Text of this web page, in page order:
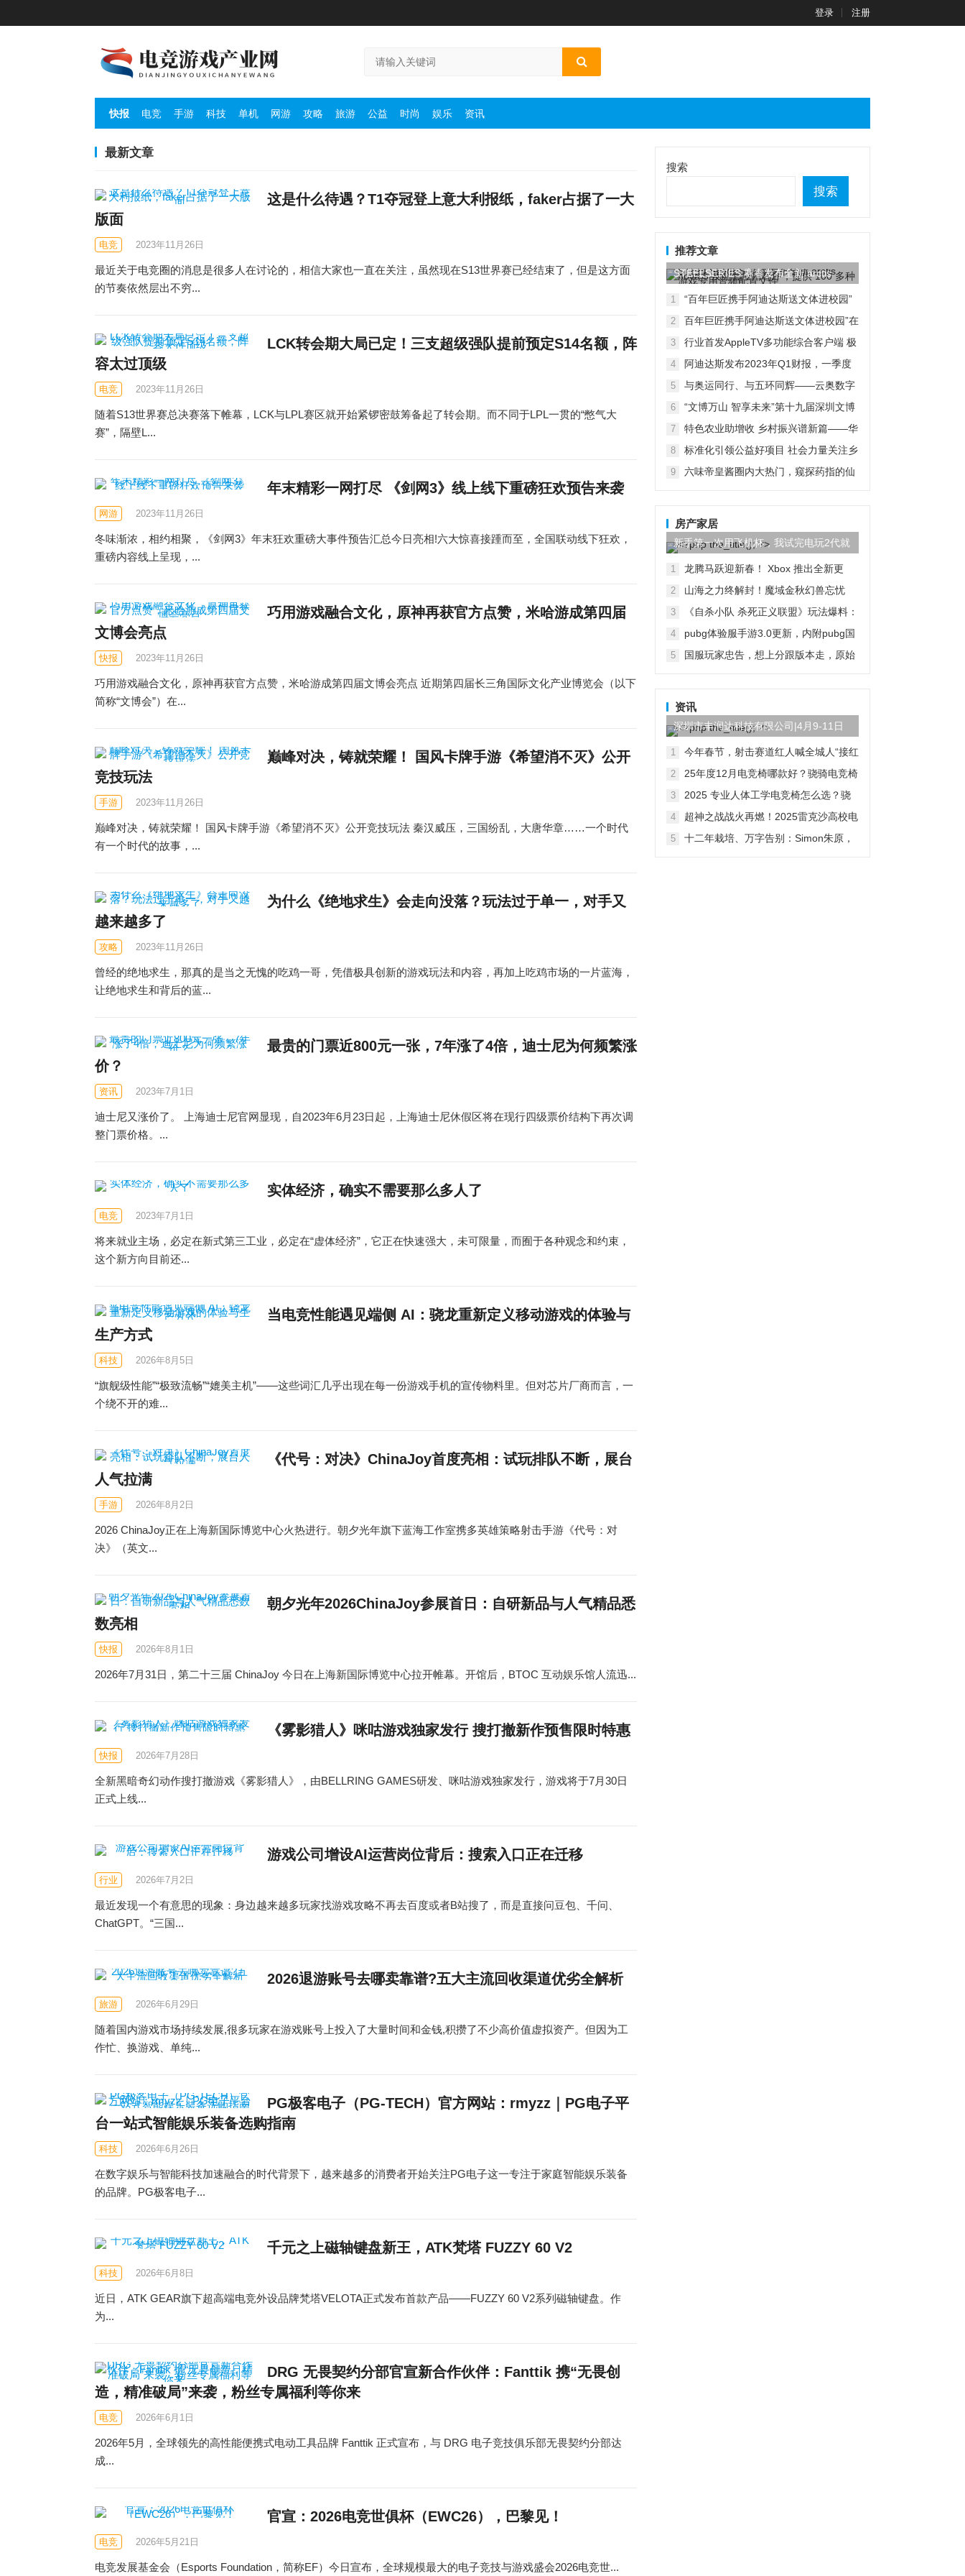
登录 注册
快报 电竞 手游 科技 单机 网游 攻略 旅游 公益 时尚 娱乐 资讯
最新文章
这是什么待遇？T1夺冠登上意大利报纸，faker占据了一大
版面
电竞 2023年11月26日
最近关于电竞圈的消息是很多人在讨论的，相信大家也一直在关注，虽然现在S13世界赛已经结束了，但是这方面
的节奏依然层出不穷...
LCK转会期大局已定！三支超级强队提前预定S14名额，阵
容太过顶级
电竞 2023年11月26日
随着S13世界赛总决赛落下帷幕，LCK与LPL赛区就开始紧锣密鼓筹备起了转会期。而不同于LPL一贯的“憋气大
赛”，隔壁L...
年末精彩一网打尽 《剑网3》线上线下重磅狂欢预告来袭
网游 2023年11月26日
冬味渐浓，相约相聚，《剑网3》年末狂欢重磅大事件预告汇总今日亮相!六大惊喜接踵而至，全国联动线下狂欢，
重磅内容线上呈现，...
巧用游戏融合文化，原神再获官方点赞，米哈游成第四届
文博会亮点
快报 2023年11月26日
巧用游戏融合文化，原神再获官方点赞，米哈游成第四届文博会亮点 近期第四届长三角国际文化产业博览会（以下
简称“文博会”）在...
巅峰对决，铸就荣耀！ 国风卡牌手游《希望消不灭》公开
竞技玩法
手游 2023年11月26日
巅峰对决，铸就荣耀！ 国风卡牌手游《希望消不灭》公开竞技玩法 秦汉威压，三国纷乱，大唐华章……一个时代
有一个时代的故事，...
为什么《绝地求生》会走向没落？玩法过于单一，对手又
越来越多了
攻略 2023年11月26日
曾经的绝地求生，那真的是当之无愧的吃鸡一哥，凭借极具创新的游戏玩法和内容，再加上吃鸡市场的一片蓝海，
让绝地求生和背后的蓝...
最贵的门票近800元一张，7年涨了4倍，迪士尼为何频繁涨
价？
资讯 2023年7月1日
迪士尼又涨价了。 上海迪士尼官网显现，自2023年6月23日起，上海迪士尼休假区将在现行四级票价结构下再次调
整门票价格。...
实体经济，确实不需要那么多人了
电竞 2023年7月1日
将来就业​主场，必定在新式第三工业，必定在“虚体经济”，它正在快速强大，未可限量，而囿于各种观念和约束，
这个新方向目前还...
当电竞性能遇见端侧 AI：骁龙重新定义移动游戏的体验与
生产方式
科技 2026年8月5日
“旗舰级性能”“极致流畅”“媲美主机”——这些词汇几乎出现在每一份游戏手机的宣传物料里。但对芯片厂商而言，一
个绕不开的难...
《代号：对决》ChinaJoy首度亮相：试玩排队不断，展台
人气拉满
手游 2026年8月2日
2026 ChinaJoy正在上海新国际博览中心火热进行。朝夕光年旗下蓝海工作室携多英雄策略射击手游《代号：对
决》（英文...
朝夕光年2026ChinaJoy参展首日：自研新品与人气精品悉
数亮相
快报 2026年8月1日
2026年7月31日，第二十三届 ChinaJoy 今日在上海新国际博览中心拉开帷幕。开馆后，BTOC 互动娱乐馆人流迅...
《雾影猎人》咪咕游戏独家发行 搜打撤新作预售限时特惠
快报 2026年7月28日
全新黑暗奇幻动作搜打撤游戏《雾影猎人》，由BELLRING GAMES研发、咪咕游戏独家发行，游戏将于7月30日
正式上线...
游戏公司增设AI运营岗位背后：搜索入口正在迁移
行业 2026年7月2日
最近发现一个有意思的现象：身边越来越多玩家找游戏攻略不再去百度或者B站搜了，而是直接问豆包、千问、
ChatGPT。“三国...
2026退游账号去哪卖靠谱?五大主流回收渠道优劣全解析
旅游 2026年6月29日
随着国内游戏市场持续发展,很多玩家在游戏账号上投入了大量时间和金钱,积攒了不少高价值虚拟资产。但因为工
作忙、换游戏、单纯...
PG极客电子（PG-TECH）官方网站：rmyzz｜PG电子平
台一站式智能娱乐装备选购指南
科技 2026年6月26日
在数字娱乐与智能科技加速融合的时代背景下，越来越多的消费者开始关注PG电子这一专注于家庭智能娱乐装备
的品牌。PG极客电子...
千元之上磁轴键盘新王，ATK梵塔 FUZZY 60 V2
科技 2026年6月8日
近日，ATK GEAR旗下超高端电竞外设品牌梵塔VELOTA正式发布首款产品——FUZZY 60 V2系列磁轴键盘。作
为...
DRG 无畏契约分部官宣新合作伙伴：Fanttik 携“无畏创
造，精准破局”来袭，粉丝专属福利等你来
电竞 2026年6月1日
2026年5月，全球领先的高性能便携式电动工具品牌 Fanttik 正式宣布，与 DRG 电子竞技俱乐部无畏契约分部达
成...
官宣：2026电竞世俱杯（EWC26），巴黎见！
电竞 2026年5月21日
电竞发展基金会（Esports Foundation，简称EF）今日宣布，全球规模最大的电子竞技与游戏盛会2026电竞世...
搜索
搜索
推荐文章
STEELSERIES 赛睿发布全新 arctis
nova...
1
“百年巨匠携手阿迪达斯送文体进校园”
2
百年巨匠携手阿迪达斯送文体进校园”在
3
行业首发AppleTV多功能综合客户端 极
4
阿迪达斯发布2023年Q1财报，一季度
5
与奥运同行、与五环同辉——云奥数字
6
“文博万山 智享未来”第十九届深圳文博
7
特色农业助增收 乡村振兴谱新篇——华
8
标准化引领公益好项目 社会力量关注乡
9
六味帝皇酱圈内大热门，窥探药指的仙
房产家居
新手第一次用飞机杯，我试完电玩2代就
回不去了！
1
龙腾马跃迎新春！ Xbox 推出全新更
App
2
山海之力终解封！魔域金秋幻兽忘忧
3
《自杀小队 杀死正义联盟》玩法爆料：
4
pubg体验服手游3.0更新，内附pubg国
5
国服玩家忠告，想上分跟版本走，原始
资讯
深圳市丰润达科技有限公司|4月9-11日
参展第三届AI算力产...
1
今年春节，射击赛道红人喊全城人“接红
2
25年度12月电竞椅哪款好？骁骑电竞椅
3
2025 专业人体工学电竞椅怎么选？骁
4
超神之战战火再燃！2025雷克沙高校电
5
十二年栽培、万字告别：Simon朱原，